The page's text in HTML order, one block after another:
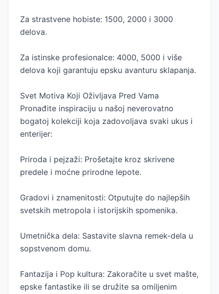
Za strastvene hobiste: 1500, 2000 i 3000
delova.
Za istinske profesionalce: 4000, 5000 i više
delova koji garantuju epsku avanturu sklapanja.
Svet Motiva Koji Oživljava Pred Vama
Pronađite inspiraciju u našoj neverovatno
bogatoj kolekciji koja zadovoljava svaki ukus i
enterijer:
Priroda i pejzaži: Prošetajte kroz skrivene
predele i moćne prirodne lepote.
Gradovi i znamenitosti: Otputujte do najlepših
svetskih metropola i istorijskih spomenika.
Umetnička dela: Sastavite slavna remek-dela u
sopstvenom domu.
Fantazija i Pop kultura: Zakoračite u svet mašte,
epske fantastike ili se družite sa omiljenim